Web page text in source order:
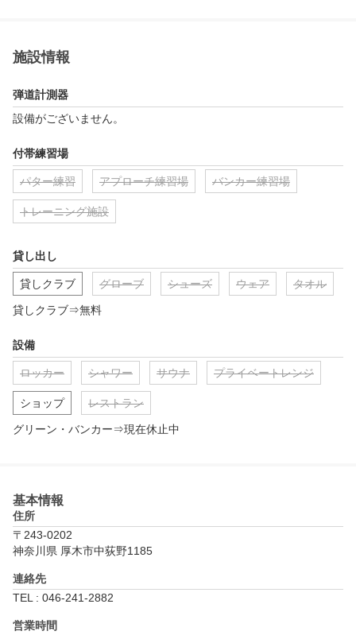
施設情報
弾道計測器
設備がございません。
付帯練習場
パター練習 アプローチ練習場 バンカー練習場
トレーニング施設
貸し出し
貸しクラブ グローブ シューズ ウェア タオル
貸しクラブ⇒無料
設備
ロッカー シャワー サウナ プライベートレンジ
ショップ レストラン
グリーン・バンカー⇒現在休止中
基本情報
住所
〒243-0202
神奈川県 厚木市中荻野1185
連絡先
TEL : 046-241-2882
営業時間